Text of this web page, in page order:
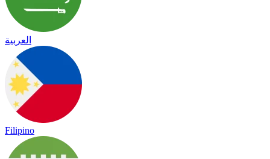
العربية
Filipino